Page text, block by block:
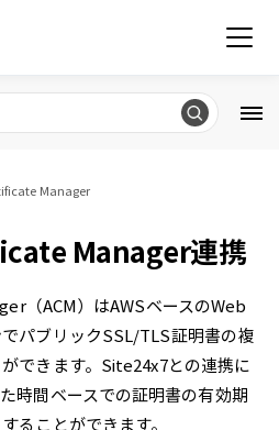
Manager
Manager連携
（ACM）はAWSベースのWeb
パブリックSSL/TLS証明書の複
できます。Site24x7との連携に
時間ベースでの証明書の有効期
ることができます。